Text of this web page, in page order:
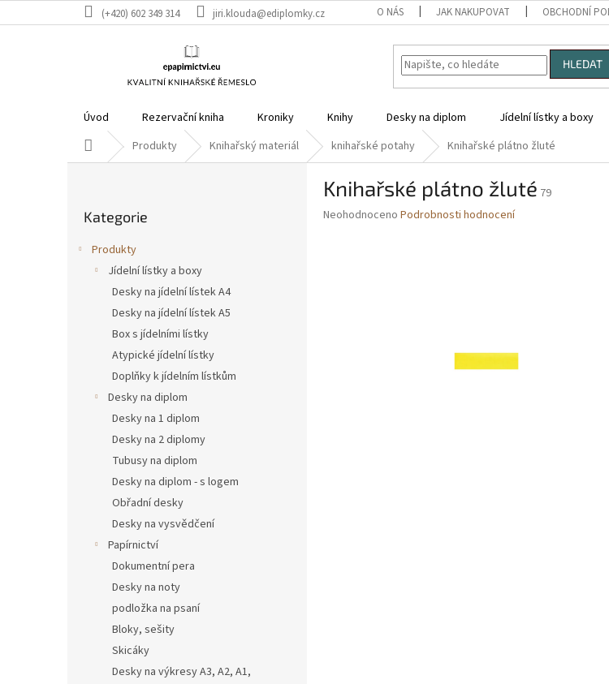
na
(+420) 602 349 314 jiri.klouda@ediplomky.cz O NÁS JAK NAKUPOVAT OBCHODNÍ
HLEDAT
Úvod Rezervační kniha Kroniky Knihy Desky na diplom Jídelní lístky a boxy
Domů Produkty Knihařský materiál knihařské potahy Knihařské plátno žluté
kategorie
Kategorie
Produkty
Jídelní lístky a boxy
Desky na jídelní lístek A4
Desky na jídelní lístek A5
Box s jídelními lístky
Atypické jídelní lístky
Doplňky k jídelním lístkům
Desky na diplom
Desky na 1 diplom
Desky na 2 diplomy
Tubusy na diplom
Desky na diplom - s logem
Obřadní desky
Desky na vysvědčení
Papírnictví
Dokumentní pera
Desky na noty
podložka na psaní
Bloky, sešity
Skicáky
Desky na výkresy A3, A2, A1,
Knihařské plátno žluté 79
Průměrné
Neohodnoceno Podrobnosti hodnocení